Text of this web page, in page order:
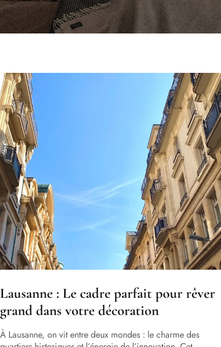
Lausanne : Le cadre parfait pour rêver
grand dans votre décoration
À Lausanne, on vit entre deux mondes : le charme des